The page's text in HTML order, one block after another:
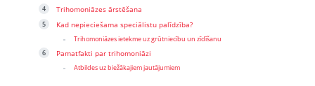
Trihomoniāzes ārstēšana
Kad nepieciešama speciālistu palīdzība?
Trihomoniāzes ietekme uz grūtniecību un zīdīšanu
Pamatfakti par trihomoniāzi
Atbildes uz biežākajiem jautājumiem